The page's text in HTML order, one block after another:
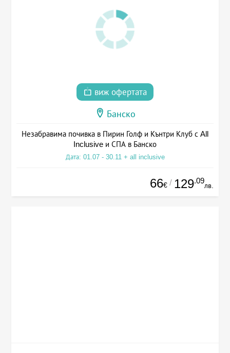
виж офертата
Банско
Незабравима почивка в Пирин Голф и Кънтри Клуб с All
Inclusive и СПА в Банско
Дата: 01.07 - 30.11 + all inclusive
66€ / 129.09
лв.